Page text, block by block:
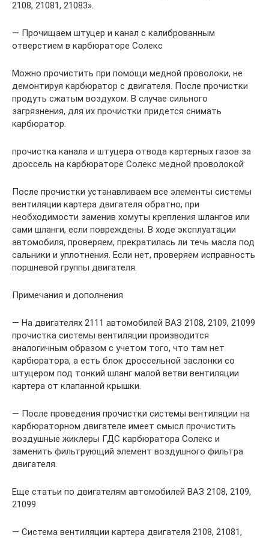
2108, 21081, 21083».
— Прочищаем штуцер и канал с калиброванным
отверстием в карбюраторе Солекс
Можно прочистить при помощи медной проволоки, не
демонтируя карбюратор с двигателя. После прочистки
продуть сжатым воздухом. В случае сильного
загрязнения, для их прочистки придется снимать
карбюратор.
прочистка канала и штуцера отвода картерных газов за
дроссель на карбюраторе Солекс медной проволокой
После прочистки устанавливаем все элементы системы
вентиляции картера двигателя обратно, при
необходимости заменив хомуты крепления шлангов или
сами шланги, если повреждены. В ходе эксплуатации
автомобиля, проверяем, прекратилась ли течь масла под
сальники и уплотнения. Если нет, проверяем исправность
поршневой группы двигателя.
Примечания и дополнения
— На двигателях 2111 автомобилей ВАЗ 2108, 2109, 21099
прочистка системы вентиляции производится
аналогичным образом с учетом того, что там нет
карбюратора, а есть блок дроссельной заслонки со
штуцером под тонкий шланг малой ветви вентиляции
картера от клапанной крышки.
— После проведения прочистки системы вентиляции на
карбюраторном двигателе имеет смысл прочистить
воздушные жиклеры ГДС карбюратора Солекс и
заменить фильтрующий элемент воздушного фильтра
двигателя.
Еще статьи по двигателям автомобилей ВАЗ 2108, 2109,
21099
— Система вентиляции картера двигателя 2108, 21081,